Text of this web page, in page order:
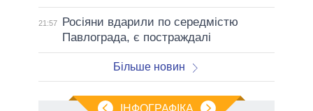
21:57
Росіяни вдарили по середмістю
Павлограда, є постраждалі
Більше новин